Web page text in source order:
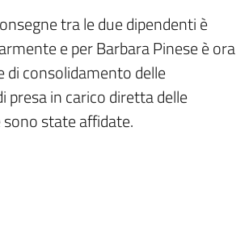
tra le due dipendenti è
e per Barbara Pinese è ora
di consolidamento delle
presa in carico diretta delle
state affidate.